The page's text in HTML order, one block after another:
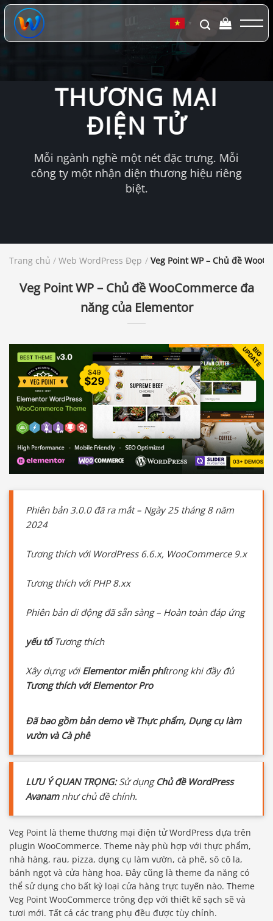
Chuyển
đến
dung
▼
THƯƠNG MẠI
ĐIỆN TỬ
Mỗi ngành nghề một nét đặc trưng. Mỗi
công ty một nhận diện thương hiệu riêng
biệt.
Trang chủ / Web WordPress Đẹp / Veg Point WP – Chủ đề
Veg Point WP – Chủ đề WooCommerce đa
năng của Elementor
Phiên bản 3.0.0 đã ra mắt – Ngày 25 tháng 8 năm
2024
Tương thích với WordPress 6.6.x, WooCommerce 9.x
Tương thích với PHP 8.xx
Phiên bản di động đã sẵn sàng – Hoàn toàn đáp ứng
yếu tốTương thích
Xây dựng vớiElementor miễn phítrong khi đầy đủ
Tương thích với Elementor Pro
Đã bao gồm bản demo về Thực phẩm, Dụng cụ làm
vườn và Cà phê
LƯU Ý QUAN TRỌNG:Sử dụng Chủ đề WordPress
Avanamnhư chủ đề chính.
Veg Point là theme thương mại điện tử WordPress dựa trên
plugin WooCommerce. Theme này phù hợp với thực phẩm,
nhà hàng, rau, pizza, dụng cụ làm vườn, cà phê, sô cô la,
bánh ngọt và cửa hàng hoa. Đây cũng là theme đa năng có
thể sử dụng cho bất kỳ loại cửa hàng trực tuyến nào. Theme
Veg Point WooCommerce trông đẹp với thiết kế sạch sẽ và
tươi mới. Tất cả các trang phụ đều được tùy chỉnh.